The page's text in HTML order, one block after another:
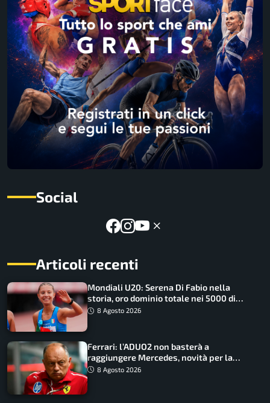
Social
Articoli recenti
Mondiali U20: Serena Di Fabio nella
storia, oro dominio totale nei 5000 di
marcia
8 Agosto 2026
Ferrari: l’ADUO2 non basterà a
raggiungere Mercedes, novità per la
Macarena
8 Agosto 2026